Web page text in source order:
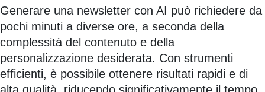
Generare una newsletter con AI può richiedere da
pochi minuti a diverse ore, a seconda della
complessità del contenuto e della
personalizzazione desiderata. Con strumenti
efficienti, è possibile ottenere risultati rapidi e di